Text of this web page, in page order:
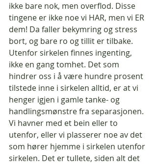
ikke bare nok, men overflod. Disse
tingene er ikke noe vi HAR, men vi ER
dem! Da faller bekymring og stress
bort, og bare ro og tillit er tilbake.
Utenfor sirkelen finnes ingenting,
ikke en gang tomhet. Det som
hindrer oss i å være hundre prosent
tilstede inne i sirkelen alltid, er at vi
henger igjen i gamle tanke- og
handlingsmønstre fra separasjonen.
Vi havner med et bein eller to
utenfor, eller vi plasserer noe av det
som hører hjemme i sirkelen utenfor
sirkelen. Det er tullete, siden alt det